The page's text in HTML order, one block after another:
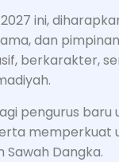
ini,
dan
berkarakter,
pengurus
memperkuat
Sawah Dangka.